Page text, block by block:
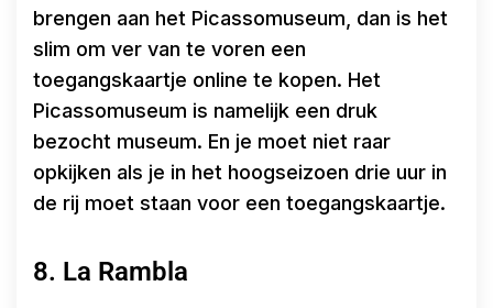
brengen aan het Picassomuseum, dan is het
slim om ver van te voren een
toegangskaartje online te kopen. Het
Picassomuseum is namelijk een druk
bezocht museum. En je moet niet raar
opkijken als je in het hoogseizoen drie uur in
de rij moet staan voor een toegangskaartje.
8. La Rambla